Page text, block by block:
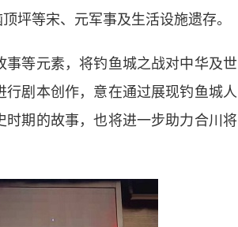
坪等宋、元军事及生活设施遗存。
等元素，将钓鱼城之战对中华及世
剧本创作，意在通过展现钓鱼城人
期的故事，也将进一步助力合川将